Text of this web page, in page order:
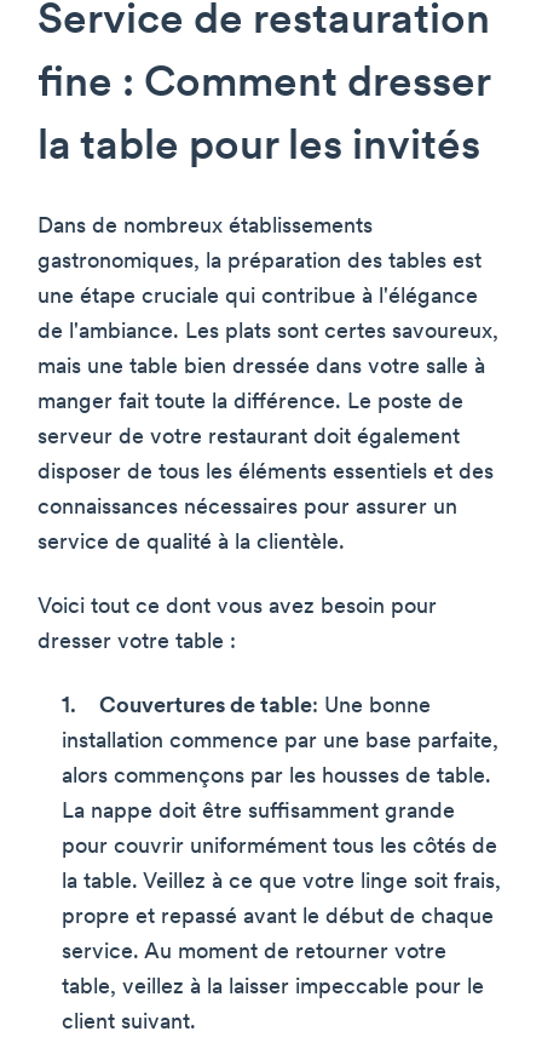
Service de restauration
fine : Comment dresser
la table pour les invités
Dans de nombreux établissements
gastronomiques, la préparation des tables est
une étape cruciale qui contribue à l'élégance
de l'ambiance. Les plats sont certes savoureux,
mais une table bien dressée dans votre salle à
manger fait toute la différence. Le poste de
serveur de votre restaurant doit également
disposer de tous les éléments essentiels et des
connaissances nécessaires pour assurer un
service de qualité à la clientèle.
Voici tout ce dont vous avez besoin pour
dresser votre table :
Couvertures de table: Une bonne
installation commence par une base parfaite,
alors commençons par les housses de table.
La nappe doit être suffisamment grande
pour couvrir uniformément tous les côtés de
la table. Veillez à ce que votre linge soit frais,
propre et repassé avant le début de chaque
service. Au moment de retourner votre
table, veillez à la laisser impeccable pour le
client suivant.